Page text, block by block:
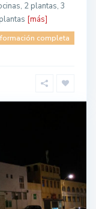
2 plantas, 3
[más]
completa